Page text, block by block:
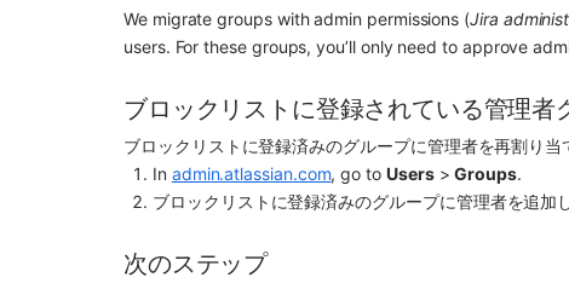
We migrate groups with admin permissions (Jira
users. For these groups, you’ll only need to approve
ブロックリストに登録されている管理
ブロックリストに登録済みのグループに管理者を再割り当
In admin.atlassian.com, go to Users > Groups.
ブロックリストに登録済みのグループに管理者を追加
次のステップ